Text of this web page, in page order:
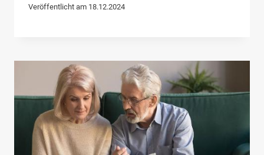
Veröffentlicht am 18.12.2024